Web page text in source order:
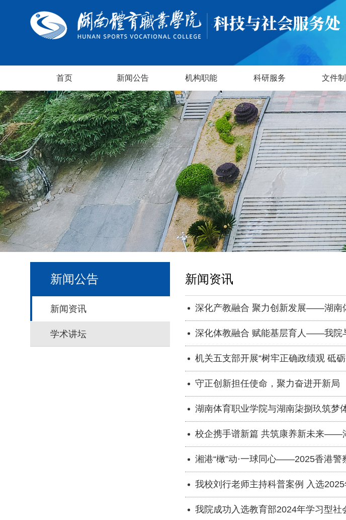
首页 新闻公告 机构职能 科研服务 文件
新闻公告
新闻资讯
学术讲坛
新闻资讯
深化产教融合 聚力创新发展——湖南
议圆满举行
深化体教融合 赋能基层育人——我院
机关五支部开展“树牢正确政绩观 砥
守正创新担任使命，聚力奋进开新局
湖南体育职业学院与湖南柒捌玖筑梦
校企携手谱新篇 共筑康养新未来——
作签约暨授牌仪式圆满举行
湘港“橄”动·一球同心——2025香港警
我校刘行老师主持科普案例 入选
我院成功入选教育部2024年学习型